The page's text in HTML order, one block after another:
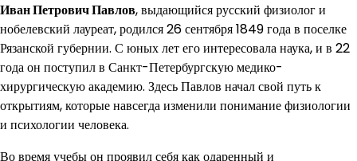
Иван Петрович Павлов, выдающийся русский физиолог и
нобелевский лауреат, родился 26 сентября 1849 года в поселке
Рязанской губернии. С юных лет его интересовала наука, и в 22
года он поступил в Санкт-Петербургскую медико-
хирургическую академию. Здесь Павлов начал свой путь к
открытиям, которые навсегда изменили понимание физиологии
и психологии человека.
Во время учебы он проявил себя как одаренный и